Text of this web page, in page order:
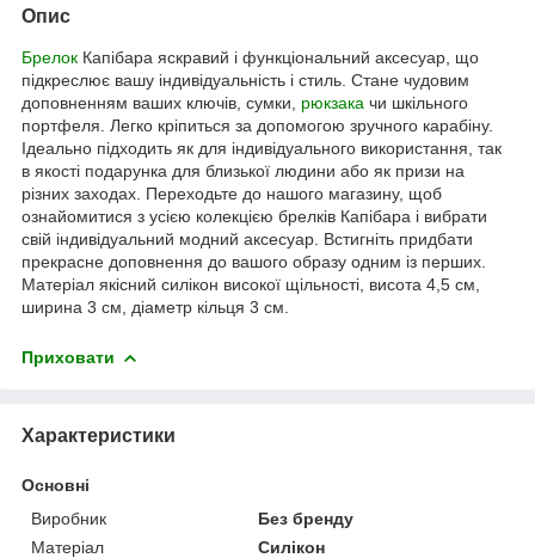
Опис
Брелок Капібара яскравий і функціональний аксесуар, що
підкреслює вашу індивідуальність і стиль. Стане чудовим
доповненням ваших ключів, сумки, рюкзака чи шкільного
портфеля. Легко кріпиться за допомогою зручного карабіну.
Ідеально підходить як для індивідуального використання, так
в якості подарунка для близької людини або як призи на
різних заходах. Переходьте до нашого магазину, щоб
ознайомитися з усією колекцією брелків Капібара і вибрати
свій індивідуальний модний аксесуар. Встигніть придбати
прекрасне доповнення до вашого образу одним із перших.
Матеріал якісний силікон високої щільності, висота 4,5 см,
ширина 3 см, діаметр кільця 3 см.
Приховати
Характеристики
Основні
Виробник
Без бренду
Матеріал
Силікон